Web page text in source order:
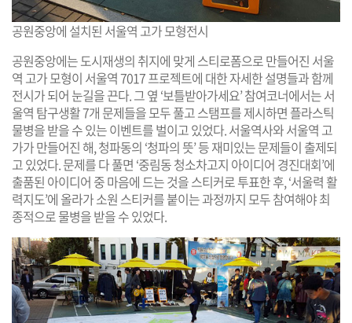
공원중앙에 설치된 서울역 고가 모형전시
공원중앙에는 도시재생의 취지에 맞게 스티로폼으로 만들어진 서울
역 고가 모형이 서울역 7017 프로젝트에 대한 자세한 설명들과 함께
전시가 되어 눈길을 끈다. 그 옆 ‘보틀받아가세요’ 참여코너에서는 서
울역 탐구생활 7개 문제들을 모두 풀고 스탬프를 제시하면 플라스틱
물병을 받을 수 있는 이벤트를 벌이고 있었다. 서울역사와 서울역 고
가가 만들어진 해, 청파동의 ‘청파의 뜻’ 등 재미있는 문제들이 출제되
고 있었다. 문제를 다 풀면 ‘중림동 청소차고지 아이디어 경진대회’에
출품된 아이디어 중 마음에 드는 것을 스티커로 투표한 후, ‘서울력 활
력지도’에 올라가 소원 스티커를 붙이는 과정까지 모두 참여해야 최
종적으로 물병을 받을 수 있었다.